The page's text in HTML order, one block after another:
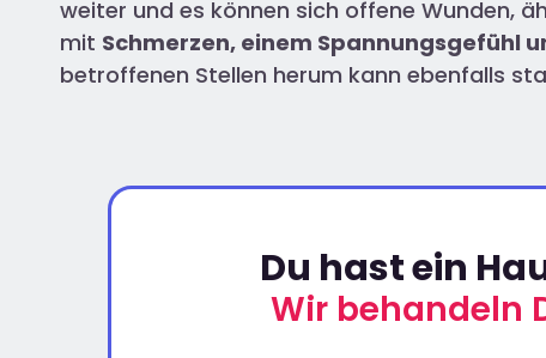
weiter und es können sich offene Wunden,
mit Schmerzen, einem Spannungsgefühl
betroffenen Stellen herum kann ebenfalls
Du hast ein
Wir behandeln